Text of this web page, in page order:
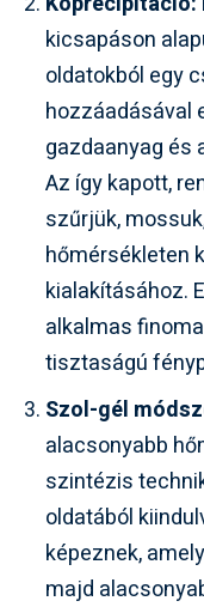
kicsapáson
oldatokból egy
hozzáadásával
gazdaanyag és
Az így kapott,
szűrjük,
hőmérsékleten
kialakításához.
alkalmas
tisztaságú
Szol-gél
alacsonyabb
szintézis
oldatából
képeznek,
majd